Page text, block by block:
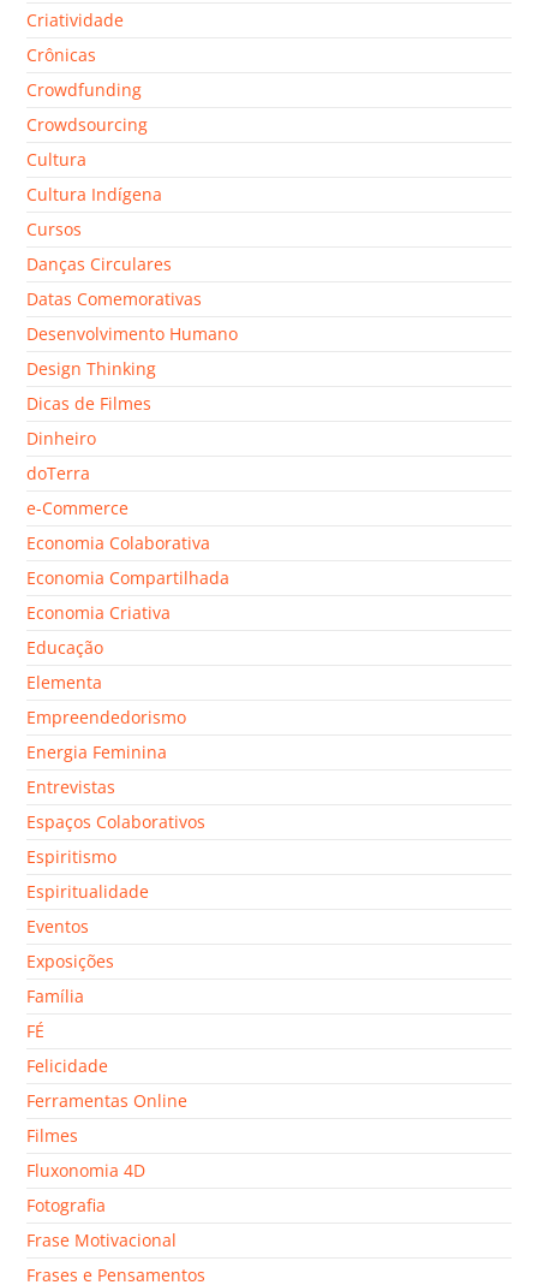
Criatividade
Crônicas
Crowdfunding
Crowdsourcing
Cultura
Cultura Indígena
Cursos
Danças Circulares
Datas Comemorativas
Desenvolvimento Humano
Design Thinking
Dicas de Filmes
Dinheiro
doTerra
e-Commerce
Economia Colaborativa
Economia Compartilhada
Economia Criativa
Educação
Elementa
Empreendedorismo
Energia Feminina
Entrevistas
Espaços Colaborativos
Espiritismo
Espiritualidade
Eventos
Exposições
Família
FÉ
Felicidade
Ferramentas Online
Filmes
Fluxonomia 4D
Fotografia
Frase Motivacional
Frases e Pensamentos